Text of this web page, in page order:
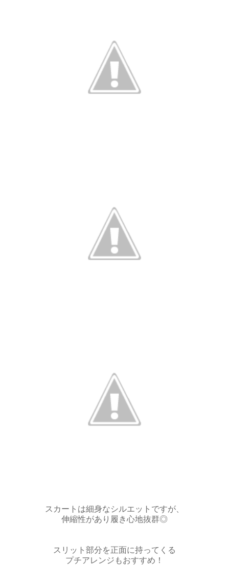
スカートは細身なシルエットですが、
伸縮性があり履き心地抜群◎
スリット部分を正面に持ってくる
プチアレンジもおすすめ！